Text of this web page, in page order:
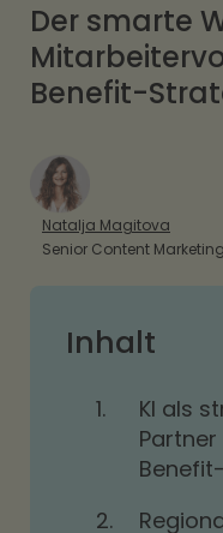
Der smarte
Benefit-
Natalja Magitova
Senior Content
Inhalt
1.
KI als
2.